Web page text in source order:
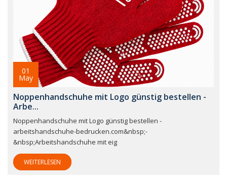
01
May
Noppenhandschuhe mit Logo günstig bestellen -
Arbe...
Noppenhandschuhe mit Logo günstig bestellen -
arbeitshandschuhe-bedrucken.com&nbsp;-
&nbsp;Arbeitshandschuhe mit eig
WEITERLESEN